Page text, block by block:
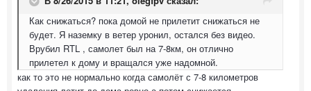
Как снижаться? пока домой не прилетит снижаться не
будет. Я наземку в ветер уронил, остался без видео.
Врубил RTL , самолет был на 7-8км, он отлично
прилетел к дому и вращался уже надомной.
как то это не нормально когда самолёт с 7-8 километров